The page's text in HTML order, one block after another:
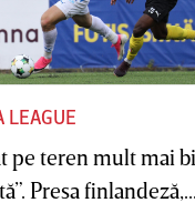
LEAGUE
pe teren mult mai
Presa